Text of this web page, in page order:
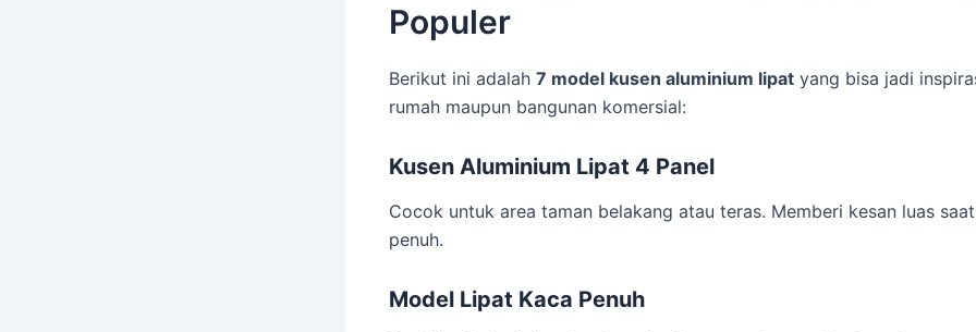
Populer
Berikut ini adalah 7 model kusen aluminium lipat yang bisa jadi
rumah maupun bangunan komersial:
Kusen Aluminium Lipat 4 Panel
Cocok untuk area taman belakang atau teras. Memberi kesan luas
penuh.
Model Lipat Kaca Penuh